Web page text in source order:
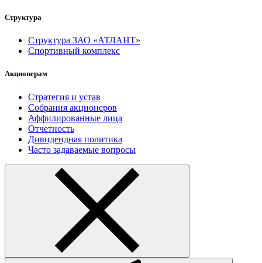
Структура
Структура ЗАО «АТЛАНТ»
Спортивный комплекс
Акционерам
Стратегия и устав
Собрания акционеров
Аффилированные лица
Отчетность
Дивидендная политика
Часто задаваемые вопросы